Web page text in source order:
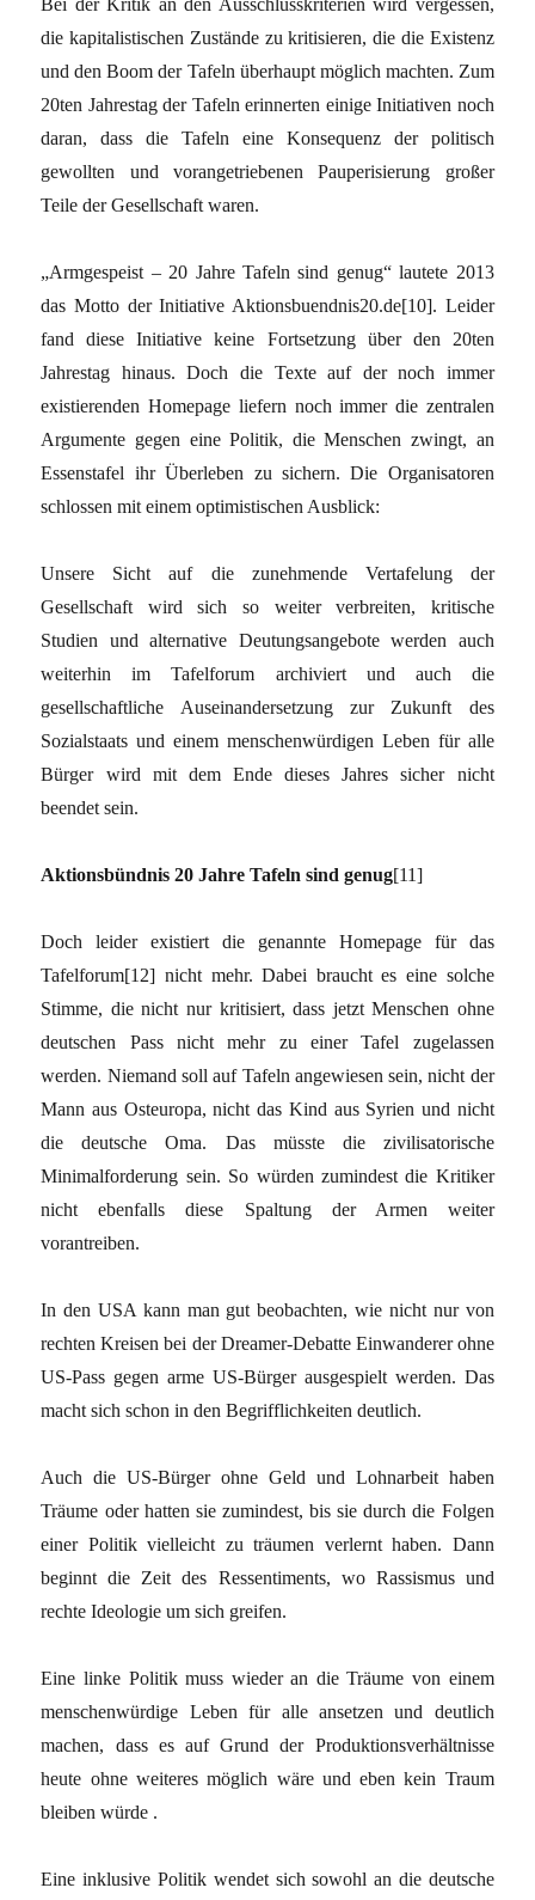
die kapitalistischen Zustände zu kritisieren, die die Existenz
und den Boom der Tafeln überhaupt möglich machten. Zum
20ten Jahrestag der Tafeln erinnerten einige Initiativen noch
daran, dass die Tafeln eine Konsequenz der politisch
gewollten und vorangetriebenen Pauperisierung großer
Teile der Gesellschaft waren.
„Armgespeist – 20 Jahre Tafeln sind genug“ lautete 2013
das Motto der Initiative Aktionsbuendnis20.de[10]. Leider
fand diese Initiative keine Fortsetzung über den 20ten
Jahrestag hinaus. Doch die Texte auf der noch immer
existierenden Homepage liefern noch immer die zentralen
Argumente gegen eine Politik, die Menschen zwingt, an
Essenstafel ihr Überleben zu sichern. Die Organisatoren
schlossen mit einem optimistischen Ausblick:
Unsere Sicht auf die zunehmende Vertafelung der
Gesellschaft wird sich so weiter verbreiten, kritische
Studien und alternative Deutungsangebote werden auch
weiterhin im Tafelforum archiviert und auch die
gesellschaftliche Auseinandersetzung zur Zukunft des
Sozialstaats und einem menschenwürdigen Leben für alle
Bürger wird mit dem Ende dieses Jahres sicher nicht
beendet sein.
Aktionsbündnis 20 Jahre Tafeln sind genug[11]
Doch leider existiert die genannte Homepage für das
Tafelforum[12] nicht mehr. Dabei braucht es eine solche
Stimme, die nicht nur kritisiert, dass jetzt Menschen ohne
deutschen Pass nicht mehr zu einer Tafel zugelassen
werden. Niemand soll auf Tafeln angewiesen sein, nicht der
Mann aus Osteuropa, nicht das Kind aus Syrien und nicht
die deutsche Oma. Das müsste die zivilisatorische
Minimalforderung sein. So würden zumindest die Kritiker
nicht ebenfalls diese Spaltung der Armen weiter
vorantreiben.
In den USA kann man gut beobachten, wie nicht nur von
rechten Kreisen bei der Dreamer-Debatte Einwanderer ohne
US-Pass gegen arme US-Bürger ausgespielt werden. Das
macht sich schon in den Begrifflichkeiten deutlich.
Auch die US-Bürger ohne Geld und Lohnarbeit haben
Träume oder hatten sie zumindest, bis sie durch die Folgen
einer Politik vielleicht zu träumen verlernt haben. Dann
beginnt die Zeit des Ressentiments, wo Rassismus und
rechte Ideologie um sich greifen.
Eine linke Politik muss wieder an die Träume von einem
menschenwürdige Leben für alle ansetzen und deutlich
machen, dass es auf Grund der Produktionsverhältnisse
heute ohne weiteres möglich wäre und eben kein Traum
bleiben würde .
Eine inklusive Politik wendet sich sowohl an die deutsche